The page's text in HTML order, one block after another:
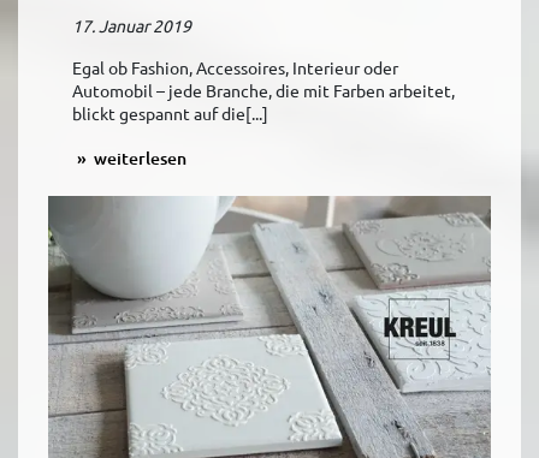
17. Januar 2019
Egal ob Fashion, Accessoires, Interieur oder
Automobil – jede Branche, die mit Farben arbeitet,
blickt gespannt auf die[...]
weiterlesen